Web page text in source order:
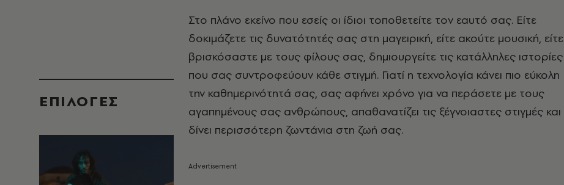
EΠΙΛΟΓΈΣ
Στο πλάνο εκείνο που εσείς οι ίδιοι τοποθετείτε τον εαυτό σας. Είτε
δοκιμάζετε τις δυνατότητές σας στη μαγειρική, είτε ακούτε μουσική, είτε
βρισκόσαστε με τους φίλους σας, δημιουργείτε τις κατάλληλες ιστορίες
που σας συντροφεύουν κάθε στιγμή. Γιατί η τεχνολογία κάνει πιο εύκολη
την καθημερινότητά σας, σας αφήνει χρόνο για να περάσετε με τους
αγαπημένους σας ανθρώπους, απαθανατίζει τις ξέγνοιαστες στιγμές και
δίνει περισσότερη ζωντάνια στη ζωή σας.